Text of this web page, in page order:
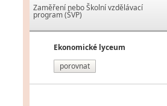
Zaměření nebo Školní vzdělávací
program (ŠVP)
Ekonomické lyceum
porovnat